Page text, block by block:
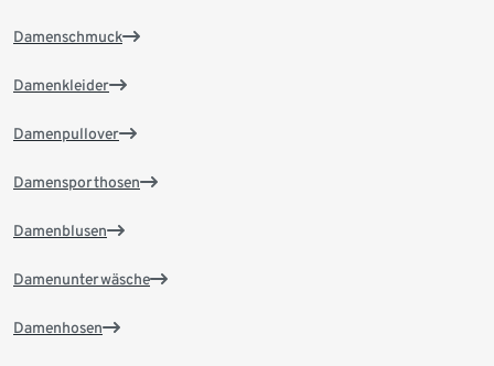
Damenschmuck
Damenkleider
Damenpullover
Damensporthosen
Damenblusen
Damenunterwäsche
Damenhosen